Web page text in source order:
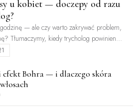
u kobiet — doczepy od razu
— ale czy warto zakrywać problem,
Tłumaczymy, kiedy trycholog powinien
Bohra — i dlaczego skóra